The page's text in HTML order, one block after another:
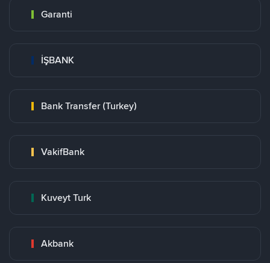
Garanti
İŞBANK
Bank Transfer (Turkey)
VakifBank
Kuveyt Turk
Akbank